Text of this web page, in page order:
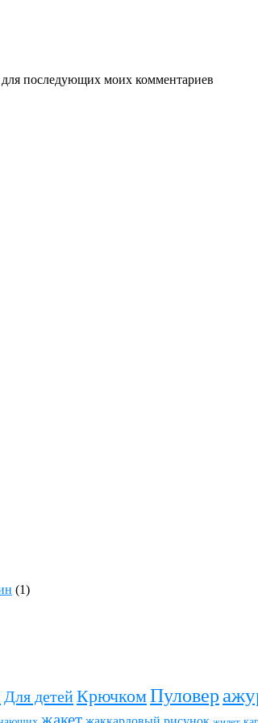
для последующих моих комментариев
(1)
Для детейКрючкомПуловер